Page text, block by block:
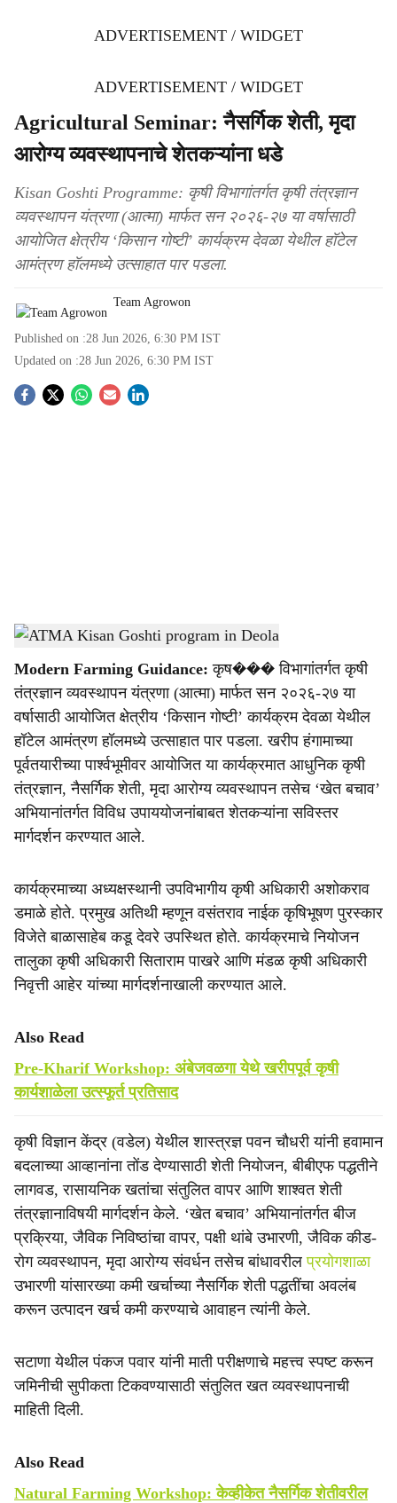
ADVERTISEMENT / WIDGET
ADVERTISEMENT / WIDGET
Agricultural Seminar: नैसर्गिक शेती, मृदा
आरोग्य व्यवस्थापनाचे शेतकऱ्यांना धडे
Kisan Goshti Programme: कृषी विभागांतर्गत कृषी तंत्रज्ञान
व्यवस्थापन यंत्रणा (आत्मा) मार्फत सन २०२६-२७ या वर्षासाठी
आयोजित क्षेत्रीय ‘किसान गोष्टी’ कार्यक्रम देवळा येथील हॉटेल
आमंत्रण हॉलमध्ये उत्साहात पार पडला.
Team Agrowon
Published on :28 Jun 2026, 6:30 PM IST
Updated on :28 Jun 2026, 6:30 PM IST
S
a
r
e
Agriculture Department farmer awareness program- Agrowon
Modern Farming Guidance: कृष��� विभागांतर्गत कृषी
तंत्रज्ञान व्यवस्थापन यंत्रणा (आत्मा) मार्फत सन २०२६-२७ या
वर्षासाठी आयोजित क्षेत्रीय ‘किसान गोष्टी’ कार्यक्रम देवळा येथील
हॉटेल आमंत्रण हॉलमध्ये उत्साहात पार पडला. खरीप हंगामाच्या
पूर्वतयारीच्या पार्श्वभूमीवर आयोजित या कार्यक्रमात आधुनिक कृषी
तंत्रज्ञान, नैसर्गिक शेती, मृदा आरोग्य व्यवस्थापन तसेच ‘खेत बचाव’
अभियानांतर्गत विविध उपाययोजनांबाबत शेतकऱ्यांना सविस्तर
मार्गदर्शन करण्यात आले.
कार्यक्रमाच्या अध्यक्षस्थानी उपविभागीय कृषी अधिकारी अशोकराव
डमाळे होते. प्रमुख अतिथी म्हणून वसंतराव नाईक कृषिभूषण पुरस्कार
विजेते बाळासाहेब कडू देवरे उपस्थित होते. कार्यक्रमाचे नियोजन
तालुका कृषी अधिकारी सिताराम पाखरे आणि मंडळ कृषी अधिकारी
निवृत्ती आहेर यांच्या मार्गदर्शनाखाली करण्यात आले.
Also Read
Pre-Kharif Workshop: अंबेजवळगा येथे खरीपपूर्व कृषी
कार्यशाळेला उत्स्फूर्त प्रतिसाद
कृषी विज्ञान केंद्र (वडेल) येथील शास्त्रज्ञ पवन चौधरी यांनी हवामान
बदलाच्या आव्हानांना तोंड देण्यासाठी शेती नियोजन, बीबीएफ पद्धतीने
लागवड, रासायनिक खतांचा संतुलित वापर आणि शाश्वत शेती
तंत्रज्ञानाविषयी मार्गदर्शन केले. ‘खेत बचाव’ अभियानांतर्गत बीज
प्रक्रिया, जैविक निविष्ठांचा वापर, पक्षी थांबे उभारणी, जैविक कीड-
रोग व्यवस्थापन, मृदा आरोग्य संवर्धन तसेच बांधावरीलप्रयोगशाळा
उभारणी यांसारख्या कमी खर्चाच्या नैसर्गिक शेती पद्धतींचा अवलंब
करून उत्पादन खर्च कमी करण्याचे आवाहन त्यांनी केले.
सटाणा येथील पंकज पवार यांनी माती परीक्षणाचे महत्त्व स्पष्ट करून
जमिनीची सुपीकता टिकवण्यासाठी संतुलित खत व्यवस्थापनाची
माहिती दिली.
Also Read
Natural Farming Workshop: केव्हीकेत नैसर्गिक शेतीवरील